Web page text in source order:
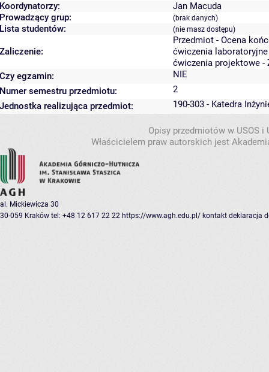
Koordynatorzy:
Jan Macuda
Prowadzący grup:
(brak danych)
Lista studentów: (nie masz dostępu)
Zaliczenie:
Przedmiot - Ocena
ćwiczenia
ćwiczenia projektowe -
Czy egzamin:
NIE
Numer semestru przedmiotu:
2
Jednostka realizująca przedmiot:
190-303 - Katedra
Opisy przedmiotów w USOS
Właścicielem praw autorskich jest
al. Mickiewicza 30
30-059 Kraków tel: +48 12 617 22 22 https://www.agh.edu.pl/ kontakt deklaracja